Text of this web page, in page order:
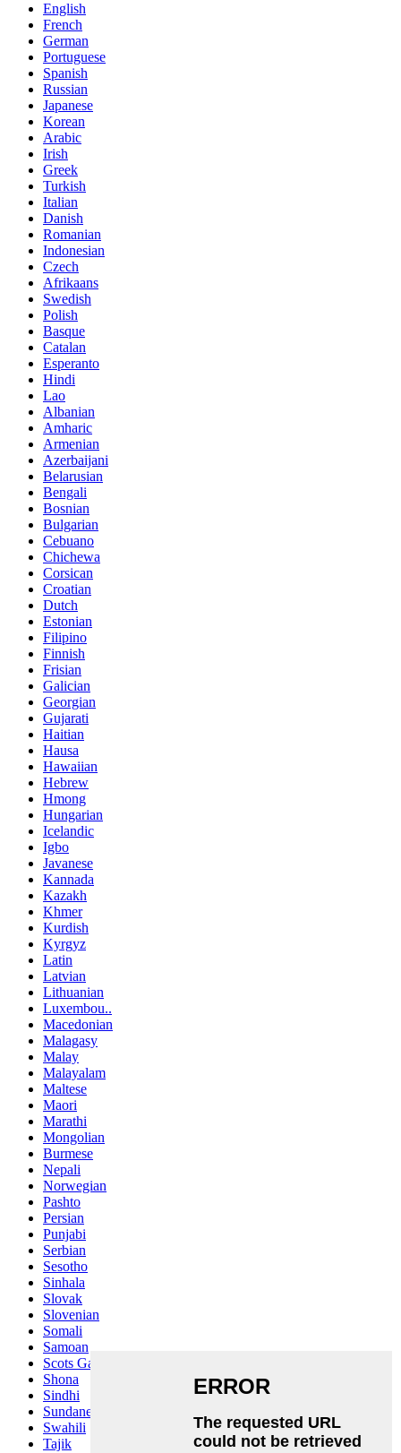
English
French
German
Portuguese
Spanish
Russian
Japanese
Korean
Arabic
Irish
Greek
Turkish
Italian
Danish
Romanian
Indonesian
Czech
Afrikaans
Swedish
Polish
Basque
Catalan
Esperanto
Hindi
Lao
Albanian
Amharic
Armenian
Azerbaijani
Belarusian
Bengali
Bosnian
Bulgarian
Cebuano
Chichewa
Corsican
Croatian
Dutch
Estonian
Filipino
Finnish
Frisian
Galician
Georgian
Gujarati
Haitian
Hausa
Hawaiian
Hebrew
Hmong
Hungarian
Icelandic
Igbo
Javanese
Kannada
Kazakh
Khmer
Kurdish
Kyrgyz
Latin
Latvian
Lithuanian
Luxembou..
Macedonian
Malagasy
Malay
Malayalam
Maltese
Maori
Marathi
Mongolian
Burmese
Nepali
Norwegian
Pashto
Persian
Punjabi
Serbian
Sesotho
Sinhala
Slovak
Slovenian
Somali
Samoan
Scots Gaelic
Shona
Sindhi
Sundanese
Swahili
Tajik